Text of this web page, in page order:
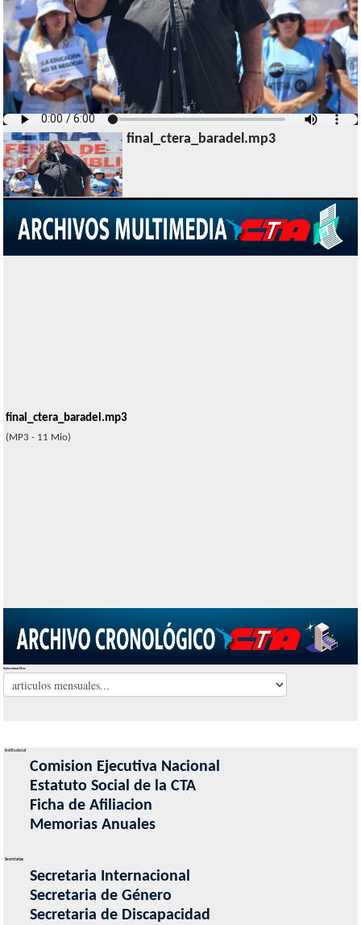
final_ctera_baradel.mp3
final_ctera_baradel.mp3
(MP3 - 11 Mio)
Seleccionar Mes
Institucional
Comision Ejecutiva Nacional
Estatuto Social de la CTA
Ficha de Afiliacion
Memorias Anuales
Secretarias
Secretaria Internacional
Secretaria de Género
Secretaria de Discapacidad